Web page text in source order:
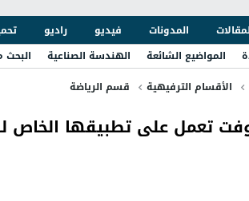
المدونات فيديو راديو
المواضيع الشائعة الهندسة الصناعية
الأقسام الترفيهية قسم الرياضة
تعمل على تطبيقها الخاص